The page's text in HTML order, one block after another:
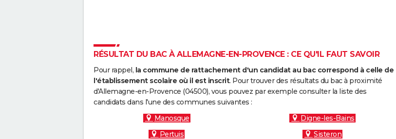
RÉSULTAT DU BAC À ALLEMAGNE-EN-PROVENCE : CE QU'IL FAUT SAVOIR
Pour rappel, la commune de rattachement d'un candidat au bac correspond à celle de
l'établissement scolaire où il est inscrit. Pour trouver des résultats du bac à proximité
d'Allemagne-en-Provence (04500), vous pouvez par exemple consulter la liste des
candidats dans l'une des communes suivantes :
Manosque
Digne-les-Bains
Pertuis
Sisteron